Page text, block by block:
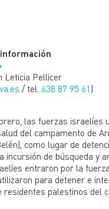
Leticia Pellicer
/ tel. 638 87 95 61 )
las fuerzas israelíes
del campamento de
como lugar de
incursión de búsqueda y
entraron por la
para detener e
residentes palestinos del
palestinos fueron despojados
y de sus recuerdos,
Hoy son 6 millones, casi la
del mundo.
Palestina lejos de mejorar se
gestiona 58 campamentos de
presta asistencia, protección
refugiados de Palestina en la
Jordania, Líbano, y Siria, en
pacífica y duradera a su difícil
casi en su totalidad por las
voluntarias y el apoyo financiero